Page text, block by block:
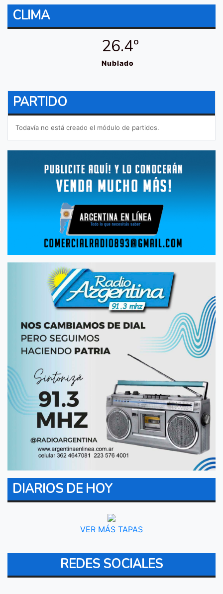
CLIMA
26.4º
Nublado
PARTIDO
Todavía no está creado el módulo de partidos.
DIARIOS DE HOY
VER MÁS TAPAS
REDES SOCIALES